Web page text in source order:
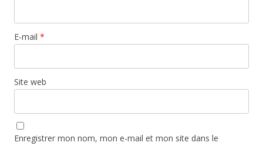
E-mail *
Site web
Enregistrer mon nom, mon e-mail et mon site dans le